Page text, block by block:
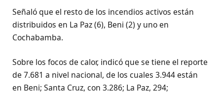
Señaló que el resto de los incendios activos están
distribuidos en La Paz (6), Beni (2) y uno en
Cochabamba.
Sobre los focos de calor, indicó que se tiene el reporte
de 7.681 a nivel nacional, de los cuales 3.944 están
en Beni; Santa Cruz, con 3.286; La Paz, 294;